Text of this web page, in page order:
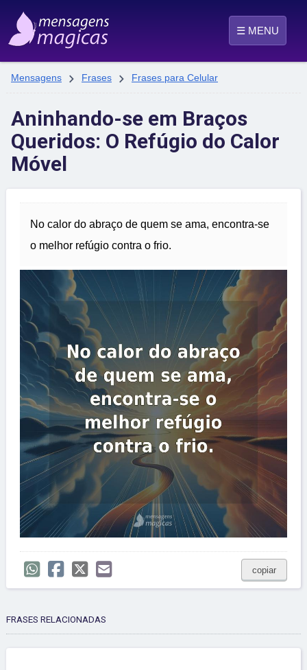
☰ MENU
Mensagens  Frases  Frases para Celular
Aninhando-se em Braços
Queridos: O Refúgio do Calor
Móvel
No calor do abraço de quem se ama, encontra-se
o melhor refúgio contra o frio.
copiar
FRASES RELACIONADAS